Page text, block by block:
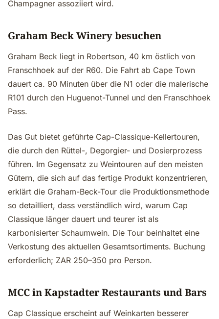
Champagner assoziiert wird.
Graham Beck Winery besuchen
Graham Beck liegt in Robertson, 40 km östlich von
Franschhoek auf der R60. Die Fahrt ab Cape Town
dauert ca. 90 Minuten über die N1 oder die malerische
R101 durch den Huguenot-Tunnel und den Franschhoek
Pass.
Das Gut bietet geführte Cap-Classique-Kellertouren,
die durch den Rüttel-, Degorgier- und Dosierprozess
führen. Im Gegensatz zu Weintouren auf den meisten
Gütern, die sich auf das fertige Produkt konzentrieren,
erklärt die Graham-Beck-Tour die Produktionsmethode
so detailliert, dass verständlich wird, warum Cap
Classique länger dauert und teurer ist als
karbonisierter Schaumwein. Die Tour beinhaltet eine
Verkostung des aktuellen Gesamtsortiments. Buchung
erforderlich; ZAR 250–350 pro Person.
MCC in Kapstadter Restaurants und Bars
Cap Classique erscheint auf Weinkarten besserer